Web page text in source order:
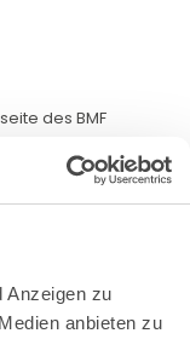
Anzeigen zu
anbieten zu
des BMF